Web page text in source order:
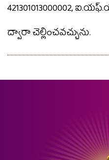
421301013000002,
ద్వారా చెల్లించవచ్చును.